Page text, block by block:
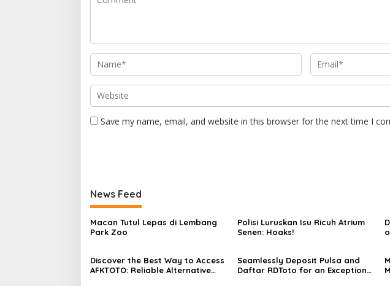
Save my name, email, and website in this browser for the next time I
News Feed
Macan Tutul Lepas di Lembang
Park Zoo
Polisi Luruskan Isu Ricuh Atrium
Senen: Hoaks!
Discover the Best Way to Access
AFKTOTO: Reliable Alternative
Seamlessly Deposit Pulsa and
Daftar RDToto for an Exceptional